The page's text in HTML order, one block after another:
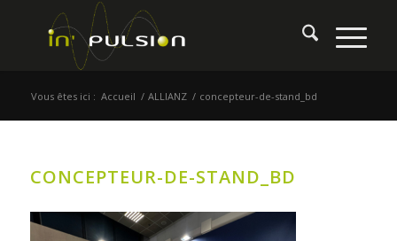
Vous êtes ici : Accueil / ALLIANZ / concepteur-de-stand_bd
CONCEPTEUR-DE-STAND_BD